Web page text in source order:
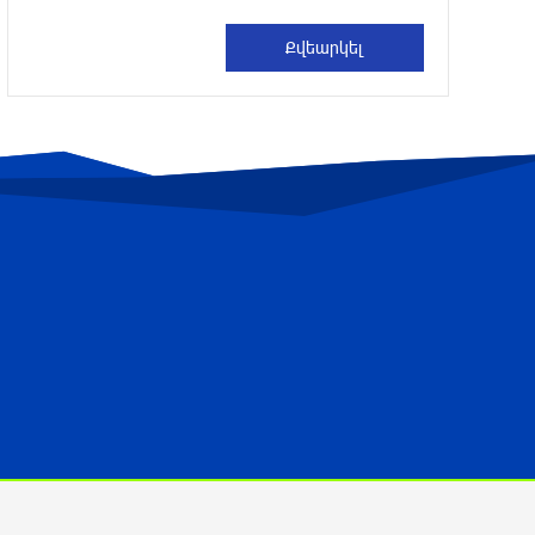
Մահացել է 26-ամյա հայտնի
տիկտոկերը (լուսանկար)
Կցանկանայի հաղթել Չեմպիոնների
լիգան․ Հենրիխ Մխիթարյան